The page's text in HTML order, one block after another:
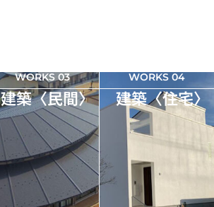
WORKS 03
建築〈民間〉
WORKS 04
建築〈住宅〉